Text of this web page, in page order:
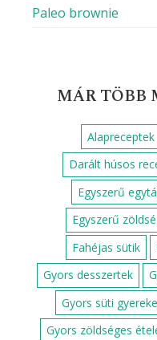
Paleo brownie
MÁR TÖBB
Alapreceptek
Darált húsos
Egyszerű
Egyszerű
Fahéjas sütik
Gyors desszertek
Gyors süti
Gyors zöldséges